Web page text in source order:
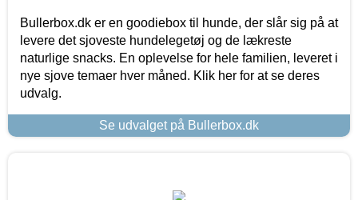
Bullerbox.dk er en goodiebox til hunde, der slår sig på at
levere det sjoveste hundelegetøj og de lækreste
naturlige snacks. En oplevelse for hele familien, leveret i
nye sjove temaer hver måned. Klik her for at se deres
udvalg.
Se udvalget på Bullerbox.dk